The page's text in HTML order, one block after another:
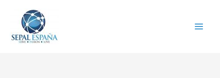
contenido